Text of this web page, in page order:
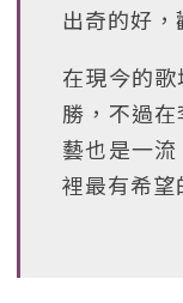
出奇的好，
在現今的
勝，不過
藝也是一
裡最有希望